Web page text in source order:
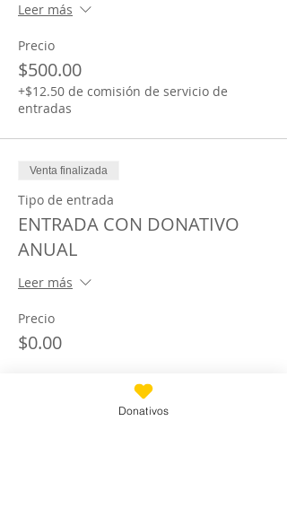
Leer más
Precio
$500.00
+$12.50 de comisión de servicio de
entradas
Venta finalizada
Tipo de entrada
ENTRADA CON DONATIVO
ANUAL
Leer más
Precio
$0.00
Compartir este evento
Donativos